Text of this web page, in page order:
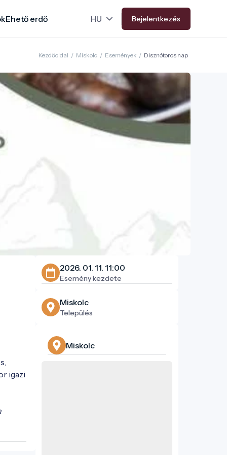
Ehető erdő Bejelentkezés
Kezdőoldal / Miskolc / Események / Disznótoros nap
igazi
2026. 01. 11. 11:00
Esemény kezdete
Miskolc
Település
Miskolc